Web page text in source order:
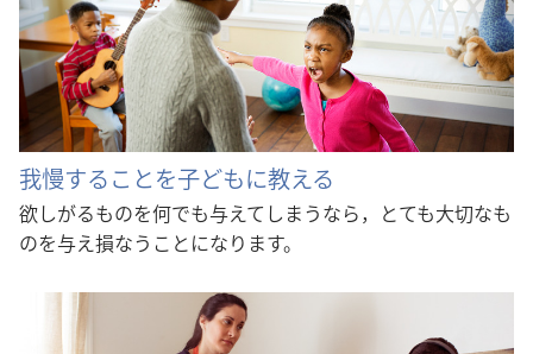
我慢することを子どもに教える
欲しがるものを何でも与えてしまうなら，とても大切なも
のを与え損なうことになります。